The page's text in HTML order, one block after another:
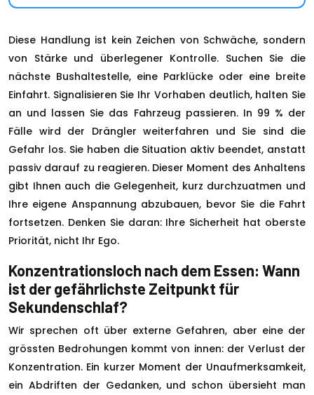
Diese Handlung ist kein Zeichen von Schwäche, sondern
von Stärke und überlegener Kontrolle. Suchen Sie die
nächste Bushaltestelle, eine Parklücke oder eine breite
Einfahrt. Signalisieren Sie Ihr Vorhaben deutlich, halten Sie
an und lassen Sie das Fahrzeug passieren. In 99 % der
Fälle wird der Drängler weiterfahren und Sie sind die
Gefahr los. Sie haben die Situation aktiv beendet, anstatt
passiv darauf zu reagieren. Dieser Moment des Anhaltens
gibt Ihnen auch die Gelegenheit, kurz durchzuatmen und
Ihre eigene Anspannung abzubauen, bevor Sie die Fahrt
fortsetzen. Denken Sie daran: Ihre Sicherheit hat oberste
Priorität, nicht Ihr Ego.
Konzentrationsloch nach dem Essen: Wann
ist der gefährlichste Zeitpunkt für
Sekundenschlaf?
Wir sprechen oft über externe Gefahren, aber eine der
grössten Bedrohungen kommt von innen: der Verlust der
Konzentration. Ein kurzer Moment der Unaufmerksamkeit,
ein Abdriften der Gedanken, und schon übersieht man